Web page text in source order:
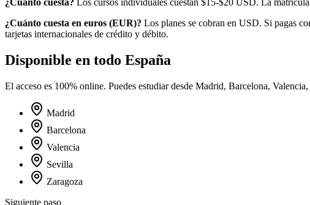
¿Cuánto cuesta? Los cursos individuales cuestan $15-$20 USD. La
¿Cuánto cuesta en euros (EUR)? Los planes se cobran en USD. Si pagas
tarjetas internacionales de crédito y débito.
Disponible en todo España
El acceso es 100% online. Puedes estudiar desde Madrid, Barcelona,
Madrid
Barcelona
Valencia
Sevilla
Zaragoza
Siguiente paso